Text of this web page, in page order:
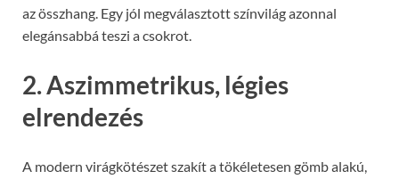
az összhang. Egy jól megválasztott színvilág azonnal
elegánsabbá teszi a csokrot.
2. Aszimmetrikus, légies
elrendezés
A modern virágkötészet szakít a tökéletesen gömb alakú,